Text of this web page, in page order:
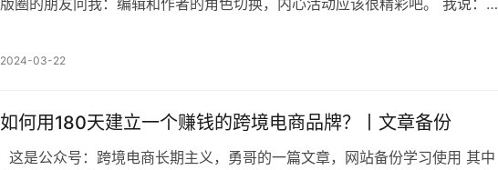
版圈的朋友问我：编辑和作者的角色切换，内心活动应该很精彩吧。 我说：一
2024-03-22
如何用180天建立一个赚钱的跨境电商品牌？丨文章备份
这是公众号：跨境电商长期主义，勇哥的一篇文章，网站备份学习使用 其中